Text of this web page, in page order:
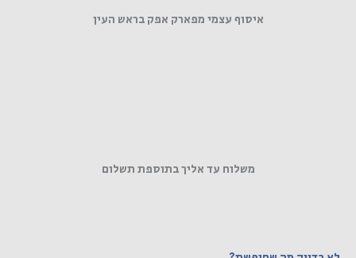
איסוף עצמי מפארק אפק בראש העין
משלוח עד אליך בתוספת תשלום